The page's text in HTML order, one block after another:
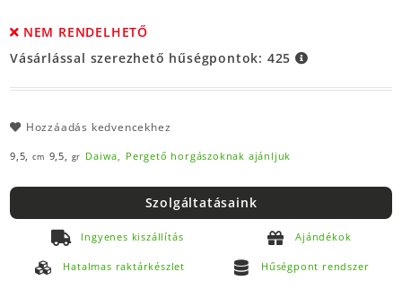
NEM RENDELHETŐ
Vásárlással szerezhető hűségpontok: 425
Hozzáadás kedvencekhez
9,5, cm 9,5, gr Daiwa, Pergető horgászoknak ajánljuk
Szolgáltatásaink
Ingyenes kiszállítás Ajándékok
Hatalmas raktárkészlet Hűségpont rendszer